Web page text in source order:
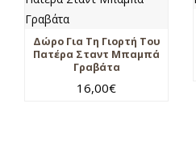
Δώρο Για Τη Γιορτή Του
Πατέρα Σταντ Μπαμπά
Γραβάτα
16,00€